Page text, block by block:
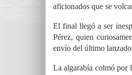
aficionados que se
El final llegó a ser
Pérez, quien
envío del último
La algarabía colmó por